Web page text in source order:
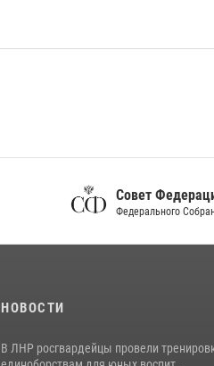
Совет Федерации
Федерального Собрания РФ
НОВОСТИ
В ЛНР росгвардейцы провели